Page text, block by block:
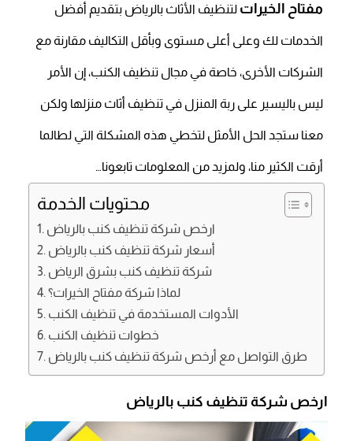
مفتاح الخيرات لتنظيف الأثاث بالرياض بتقديم أفضل
الخدمات لك وعلى أعلى مستوى وبأقل التكاليف مقارنة مع
الشركات الأخرى، خاصة في مجال تنظيف الكنب، إن الأمر
ليس باليسير على ربة المنزل في تنظيف أثاث منزلها ولكن
معنا ستجد الحل الأمثل لتخطي هذه المشكلة التي لطالما
أرقت الكثير منا، ولمزيد من المعلومات تابعونا…
محتويات الخدمة
ارخص شركة تنظيف كنب بالرياض
أسعار شركة تنظيف كنب بالرياض
شركة تنظيف كنب بشرق الرياض
لماذا شركة مفتاح الخيرات؟
الأدوات المستخدمة في تنظيف الكنب
خطوات تنظيف الكنب
طرق التواصل مع أرخص شركة تنظيف كنب بالرياض
ارخص شركة تنظيف كنب بالرياض